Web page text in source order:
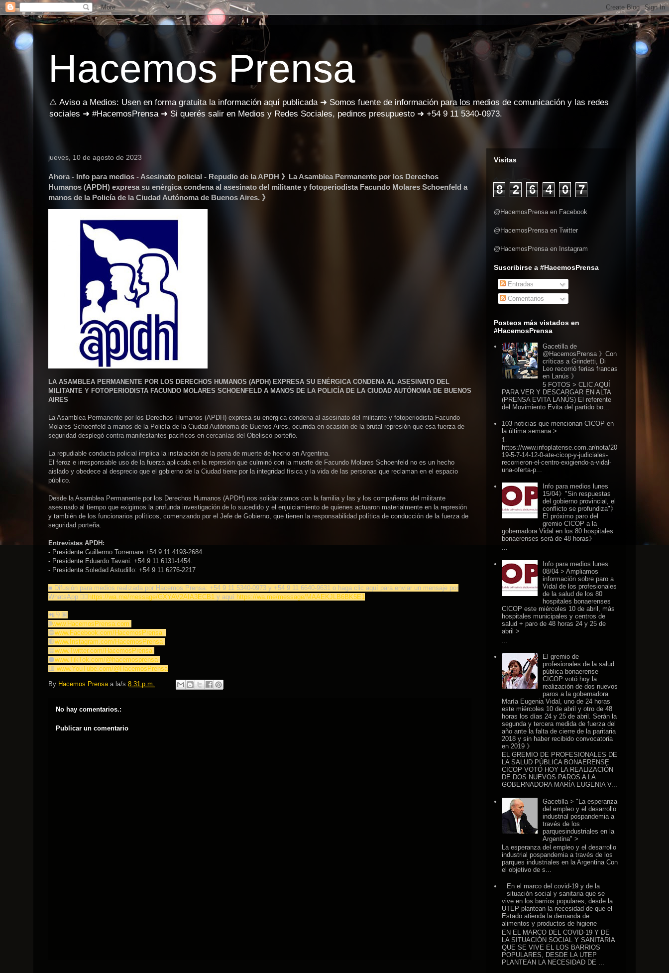
Hacemos Prensa
⚠️ Aviso a Medios: Usen en forma gratuita la información aquí publicada ➜ Somos fuente de información para los medios de comunicación y las redes
sociales ➜ #HacemosPrensa ➜ Si querés salir en Medios y Redes Sociales, pedinos presupuesto ➜ +54 9 11 5340-0973.
jueves, 10 de agosto de 2023
Ahora - Info para medios - Asesinato policial - Repudio de la APDH 》La Asamblea Permanente por los Derechos
Humanos (APDH) expresa su enérgica condena al asesinato del militante y fotoperiodista Facundo Molares Schoenfeld a
manos de la Policía de la Ciudad Autónoma de Buenos Aires. 》
LA ASAMBLEA PERMANENTE POR LOS DERECHOS HUMANOS (APDH) EXPRESA SU ENÉRGICA CONDENA AL ASESINATO DEL
MILITANTE Y FOTOPERIODISTA FACUNDO MOLARES SCHOENFELD A MANOS DE LA POLICÍA DE LA CIUDAD AUTÓNOMA DE BUENOS
AIRES
La Asamblea Permanente por los Derechos Humanos (APDH) expresa su enérgica condena al asesinato del militante y fotoperiodista Facundo
Molares Schoenfeld a manos de la Policía de la Ciudad Autónoma de Buenos Aires, ocurrida en ocasión de la brutal represión que esa fuerza de
seguridad desplegó contra manifestantes pacíficos en cercanías del Obelisco porteño.
La repudiable conducta policial implica la instalación de la pena de muerte de hecho en Argentina.
El feroz e irresponsable uso de la fuerza aplicada en la represión que culminó con la muerte de Facundo Molares Schoenfeld no es un hecho
aislado y obedece al desprecio que el gobierno de la Ciudad tiene por la integridad física y la vida de las personas que reclaman en el espacio
público.
Desde la Asamblea Permanente por los Derechos Humanos (APDH) nos solidarizamos con la familia y las y los compañeros del militante
asesinado al tiempo que exigimos la profunda investigación de lo sucedido y el enjuiciamiento de quienes actuaron materialmente en la represión
y también de los funcionarios políticos, comenzando por el Jefe de Gobierno, que tienen la responsabilidad política de conducción de la fuerza de
seguridad porteña.
Entrevistas APDH:
- Presidente Guillermo Torremare +54 9 11 4193-2684.
- Presidente Eduardo Tavani: +54 9 11 6131-1454.
- Presidenta Soledad Astudillo: +54 9 11 6276-2217
■ Difusión para medios realizada por Hacemos Prensa: +54 9 11 5340-0973 y +54 9 11 6640-9631 o haga clic aquí para enviar un mensaje por
WhatsApp 👉🏽 https://wa.me/message/GXYAV2AIA3ECB1 y aquí https://wa.me/message/MAAEKJLB6BK5E1
📲👇🏽
🌐www.HacemosPrensa.com
🔵www.Facebook.com/HacemosPrensa
🔴www.Instagram.com/HacemosPrensa
🟡www.Twitter.com/HacemosPrensa
⚫️www.TikTok.com/@hacemosprensa
🟥 www.YouTube.com/@HacemosPrensa
By Hacemos Prensa a la/s 8:31 p.m.
No hay comentarios.:
Publicar un comentario
Visitas
8 2 6 4 0 7
@HacemosPrensa en Facebook
@HacemosPrensa en Twitter
@HacemosPrensa en Instagram
Suscribirse a #HacemosPrensa
Entradas
Comentarios
Posteos más vistados en
#HacemosPrensa
Gacetilla de
@HacemosPrensa 》Con
críticas a Grindetti, Di
Leo recorrió ferias francas
en Lanús 》
5 FOTOS > CLIC AQUÍ
PARA VER Y DESCARGAR EN ALTA
(PRENSA EVITA LANÚS) El referente
del Movimiento Evita del partido bo...
103 noticias que mencionan CICOP en
la última semana >
1.
https://www.infoplatense.com.ar/nota/20
19-5-7-14-12-0-ate-cicop-y-judiciales-
recorrieron-el-centro-exigiendo-a-vidal-
una-oferta-p...
Info para medios lunes
15/04》"Sin respuestas
del gobierno provincial, el
conflicto se profundiza"》
El próximo paro del
gremio CICOP a la
gobernadora Vidal en los 80 hospitales
bonaerenses será de 48 horas》
Info para medios lunes
08/04 > Ampliamos
información sobre paro a
Vidal de los profesionales
de la salud de los 80
hospitales bonaerenses
CICOP este miércoles 10 de abril, más
hospitales municipales y centros de
salud + paro de 48 horas 24 y 25 de
abril >
El gremio de
profesionales de la salud
pública bonaerense
CICOP votó hoy la
realización de dos nuevos
paros a la gobernadora
María Eugenia Vidal, uno de 24 horas
este miércoles 10 de abril y otro de 48
horas los días 24 y 25 de abril. Serán la
segunda y tercera medida de fuerza del
año ante la falta de cierre de la paritaria
2018 y sin haber recibido convocatoria
en 2019 》
EL GREMIO DE PROFESIONALES DE
LA SALUD PÚBLICA BONAERENSE
CICOP VOTÓ HOY LA REALIZACIÓN
DE DOS NUEVOS PAROS A LA
GOBERNADORA MARÍA EUGENIA V...
Gacetilla > "La esperanza
del empleo y el desarrollo
industrial pospandemia a
través de los
parquesindustriales en la
Argentina" >
La esperanza del empleo y el desarrollo
industrial pospandemia a través de los
parques industriales en la Argentina Con
el objetivo de s...
En el marco del covid-19 y de la
situación social y sanitaria que se
vive en los barrios populares, desde la
UTEP plantean la necesidad de que el
Estado atienda la demanda de
alimentos y productos de higiene
EN EL MARCO DEL COVID-19 Y DE
LA SITUACIÓN SOCIAL Y SANITARIA
QUE SE VIVE EL LOS BARRIOS
POPULARES, DESDE LA UTEP
PLANTEAN LA NECESIDAD DE ...